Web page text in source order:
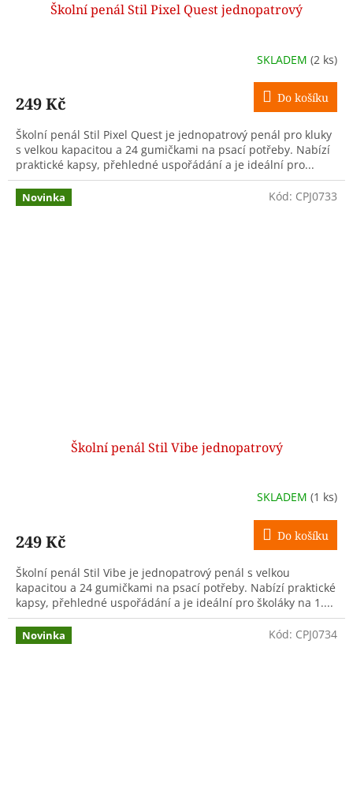
Školní penál Stil Pixel Quest jednopatrový
SKLADEM (2 ks)
249 Kč Do košíku
Školní penál Stil Pixel Quest je jednopatrový penál pro kluky
s velkou kapacitou a 24 gumičkami na psací potřeby. Nabízí
praktické kapsy, přehledné uspořádání a je ideální pro...
Novinka
Školní penál Stil Vibe jednopatrový
SKLADEM (1 ks)
249 Kč Do košíku
Školní penál Stil Vibe je jednopatrový penál s velkou
kapacitou a 24 gumičkami na psací potřeby. Nabízí praktické
kapsy, přehledné uspořádání a je ideální pro školáky na 1....
Kód: CPJ0733
Novinka Kód: CPJ0734